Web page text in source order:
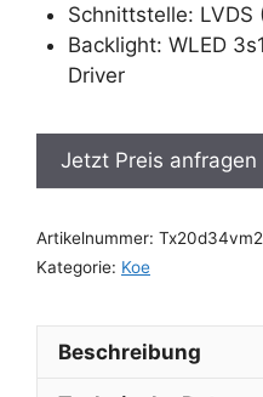
Schnittstelle:
Backlight: WLED
Driver
Jetzt Preis anfragen
Artikelnummer:
Kategorie: Koe
Beschreibung